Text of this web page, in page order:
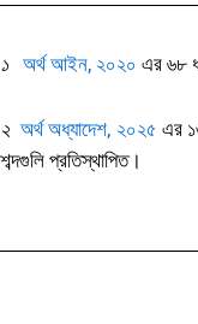
১ অর্থ আইন, ২০২০ এর ৬৮
২ অর্থ অধ্যাদেশ, ২০২৫ এর
শব্দগুলি প্রতিস্থাপিত।